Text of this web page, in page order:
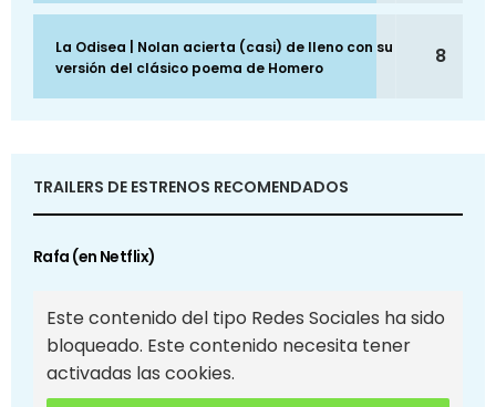
La Odisea | Nolan acierta (casi) de lleno con su
versión del clásico poema de Homero
8
TRAILERS DE ESTRENOS RECOMENDADOS
Rafa (en Netflix)
Este contenido del tipo Redes Sociales ha sido
bloqueado. Este contenido necesita tener
activadas las cookies.